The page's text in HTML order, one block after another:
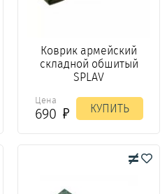
Коврик армейский
складной обшитый
SPLAV
Цена
690 КУПИТЬ